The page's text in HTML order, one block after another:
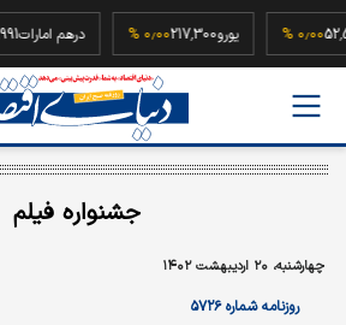
52,500,000 یورو217,300 درهم
جشنواره فیلم
چهارشنبه، ۲۰ اردیبهشت ۱۴۰۲
روزنامه شماره ۵۷۲۶